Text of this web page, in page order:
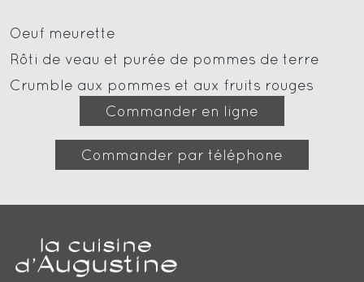
Oeuf meurette
Rôti de veau et purée de pommes de terre
Crumble aux pommes et aux fruits rouges
Commander en ligne
Commander par téléphone